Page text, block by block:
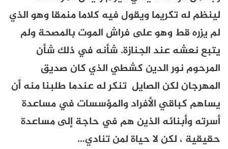
لينظم له تكريما ويقول فيه كلاما منمقا وهو الذي
لم يزره قط وهو على فراش الموت بالمصحة ولم
يتبع نعشه عند الجنازة. شأنه في ذلك شأن
المرحوم نور الدين كشطي الذي كان صديق
المهرجان لكن الصايل تنكر له عندما طلبنا منه أن
يساهم كباقي الأفراد والمؤسسات في مساعدة
أسرته وأبنائه الذين هم في حاجة إلى مساعدة
حقيقية ، لكن لا حياة لمن تنادي…